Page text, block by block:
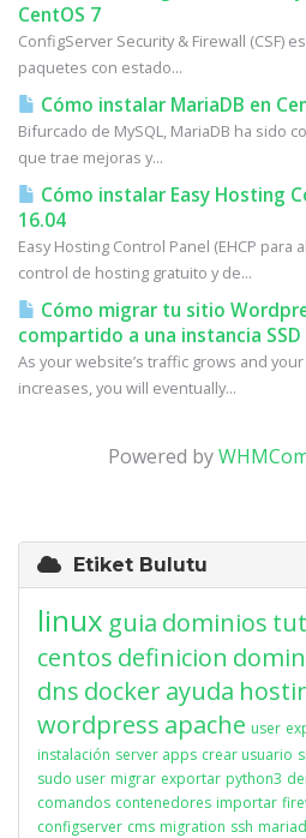
CentOS 7
ConfigServer Security & Firewall (CSF)
paquetes con estado...
Cómo instalar MariaDB en
Bifurcado de MySQL, MariaDB ha sido
que trae mejoras y...
Cómo instalar Easy Hosting
16.04
Easy Hosting Control Panel (EHCP para
control de hosting gratuito y de...
Cómo migrar tu sitio
compartido a una instancia SSD
As your website’s traffic grows and
increases, you will eventually...
Powered by
Etiket Bulutu
linux guia dominios
centos definicion
dns dockerayuda
wordpress apache user
instalación server apps crear usuario
sudo user migrar exportar python3
comandos contenedores importar
configserver cms migration ssh